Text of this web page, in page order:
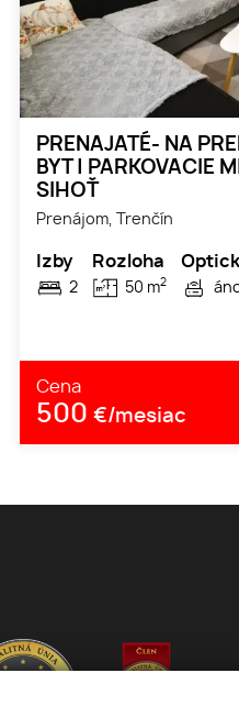
PRENAJATÉ- NA
BYT | PARKOVACIE
SIHOŤ
Prenájom, Trenčín
Izby
2
Rozloha
50 m2
Cena
500 €/mesiac